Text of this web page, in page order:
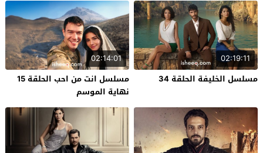
02:19:11
مسلسل الخليفة الحلقة 34
02:14:01
مسلسل انت من احب الحلقة 15
نهاية الموسم